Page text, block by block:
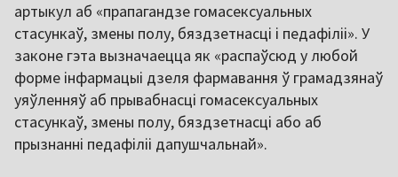
артыкул аб «прапагандзе гомасексуальных
стасункаў, змены полу, бяздзетнасці і педафіліі». У
законе гэта вызначаецца як «распаўсюд у любой
форме інфармацыі дзеля фармавання ў грамадзянаў
уяўленняў аб прывабнасці гомасексуальных
стасункаў, змены полу, бяздзетнасці або аб
прызнанні педафіліі дапушчальнай».